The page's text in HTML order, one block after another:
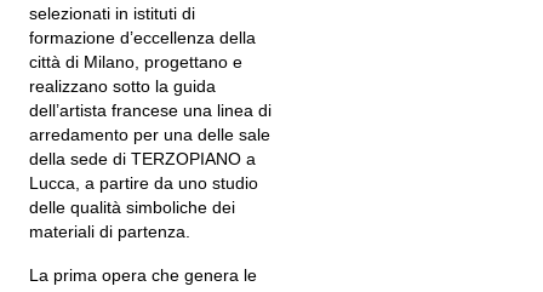
selezionati in istituti di
formazione d’eccellenza della
città di Milano, progettano e
realizzano sotto la guida
dell’artista francese una linea di
arredamento per una delle sale
della sede di TERZOPIANO a
Lucca, a partire da uno studio
delle qualità simboliche dei
materiali di partenza.
La prima opera che genera le